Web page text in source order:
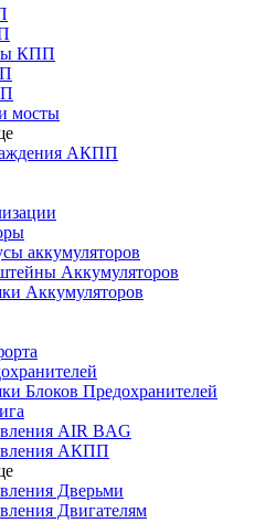
КПП
мосты
АКПП
аккумуляторов
Аккумуляторов
Аккумуляторов
Блоков Предохранителей
AIR BAG
АКПП
Дверьми
Двигателям